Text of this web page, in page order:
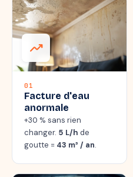
trending_up
01
Facture d'eau
anormale
+30 % sans rien
changer. 5 L/h de
goutte = 43 m³ / an.